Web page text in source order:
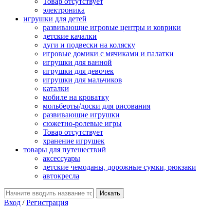
электроника
игрушки для детей
развивающие игровые центры и коврики
детские качалки
дуги и подвески на коляску
игровые домики с мячиками и палатки
игрушки для ванной
игрушки для девочек
игрушки для мальчиков
каталки
мобиле на кроватку
мольберты/доски для рисования
развивающие игрушки
сюжетно-ролевые игры
Товар отсутствует
хранение игрушек
товары для путешествий
аксессуары
детские чемоданы, дорожные сумки, рюкзаки
автокресла
Вход /Регистрация